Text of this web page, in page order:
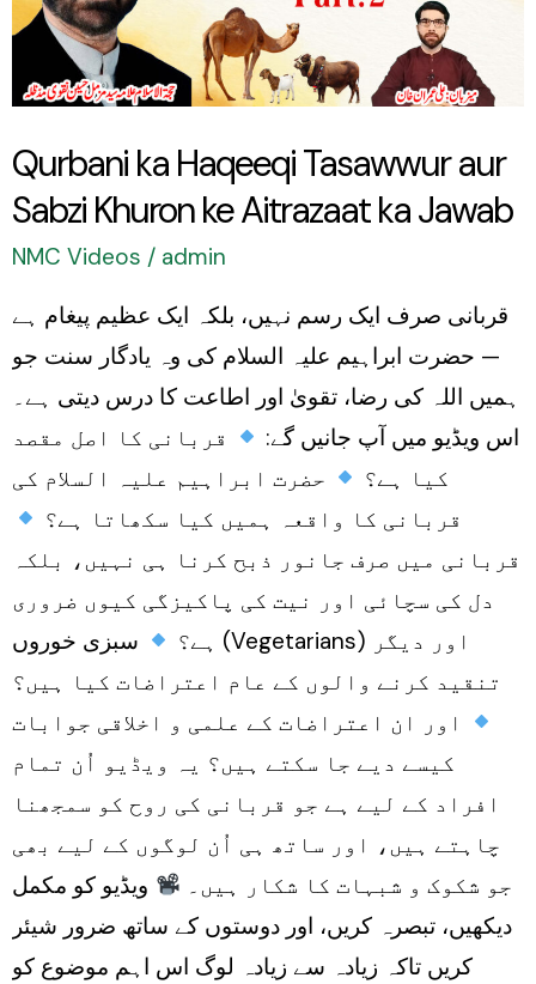
Qurbani ka Haqeeqi Tasawwur aur
Sabzi Khuron ke Aitrazaat ka Jawab
NMC Videos / admin
قربانی صرف ایک رسم نہیں، بلکہ ایک عظیم پیغام ہے
— حضرت ابراہیم علیہ السلام کی وہ یادگار سنت جو
ہمیں اللہ کی رضا، تقویٰ اور اطاعت کا درس دیتی ہے۔
اس ویڈیو میں آپ جانیں گے:
قربانی کا اصل مقصد
کیا ہے؟
حضرت ابراہیم علیہ السلام کی
قربانی کا واقعہ ہمیں کیا سکھاتا ہے؟
قربانی میں صرف جانور ذبح کرنا ہی نہیں، بلکہ
دل کی سچائی اور نیت کی پاکیزگی کیوں ضروری
ہے؟
سبزی خوروں (Vegetarians) اور دیگر
تنقید کرنے والوں کے عام اعتراضات کیا ہیں؟
اور ان اعتراضات کے علمی و اخلاقی جوابات
کیسے دیے جا سکتے ہیں؟ یہ ویڈیو اُن تمام
افراد کے لیے ہے جو قربانی کی روح کو سمجھنا
چاہتے ہیں، اور ساتھ ہی اُن لوگوں کے لیے بھی
جو شکوک و شبہات کا شکار ہیں۔
ویڈیو کو مکمل
دیکھیں، تبصرہ کریں، اور دوستوں کے ساتھ ضرور شیئر
کریں تاکہ زیادہ سے زیادہ لوگ اس اہم موضوع کو
Sabzi
Khuron
Aitrazaat
ka
Jawab